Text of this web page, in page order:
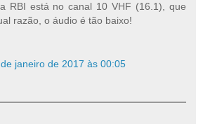
RBI está no canal 10 VHF (16.1), que
razão, o áudio é tão baixo!
janeiro de 2017 às 00:05